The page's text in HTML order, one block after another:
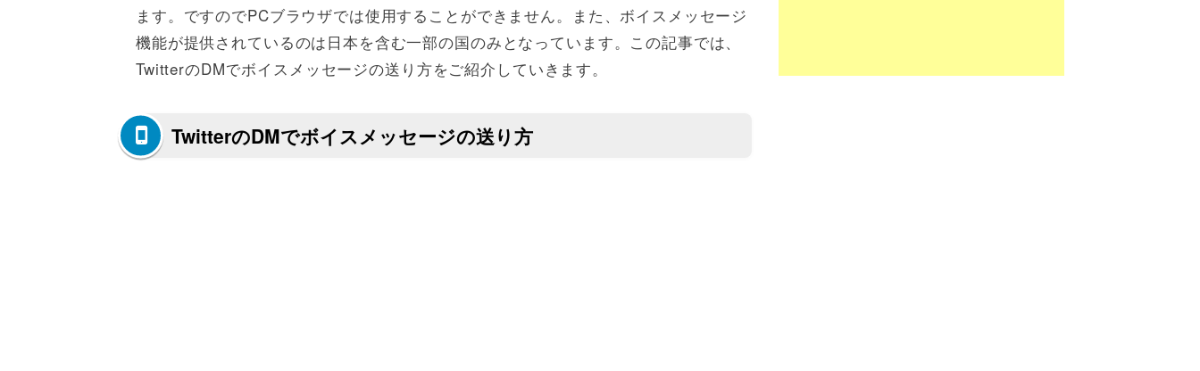
ます。ですのでPCブラウザでは使用することができません。また、ボイスメッセージ
機能が提供されているのは日本を含む一部の国のみとなっています。この記事では、
TwitterのDMでボイスメッセージの送り方をご紹介していきます。
TwitterのDMでボイスメッセージの送り方